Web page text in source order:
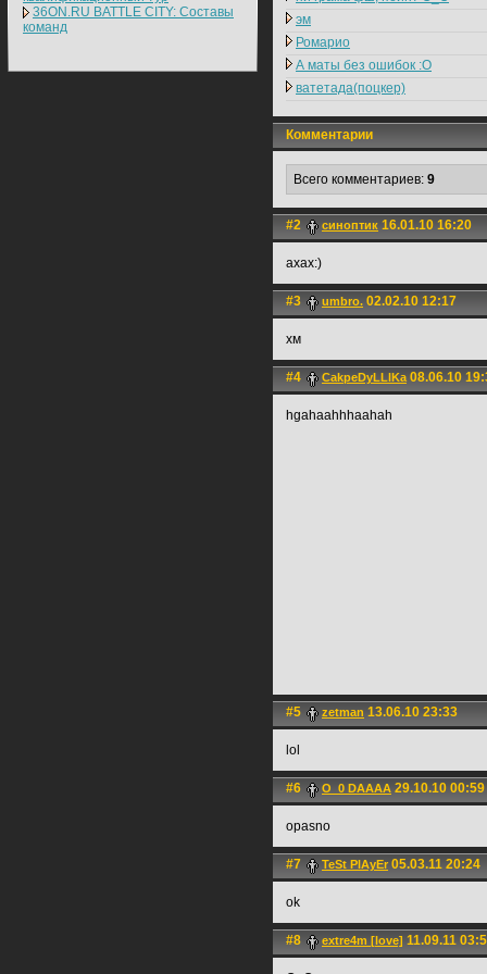
36ON.RU BATTLE CITY: Составы
команд
эм
Ромарио
А маты без ошибок :O
ватетада(поцкер)
Комментарии
Всего комментариев: 9
#2 синоптик 16.01.10 16:20
ахах:)
#3 umbro. 02.02.10 12:17
хм
#4 CakpeDyLLlKa08.06.10
hgahaahhhaahah
#5 zetman 13.06.10 23:33
lol
#6 O_0 DAAAA 29.10.10 00:59
opasno
#7 TeSt PlAyEr 05.03.11 20:24
ok
#8 extre4m [love] 11.09.11